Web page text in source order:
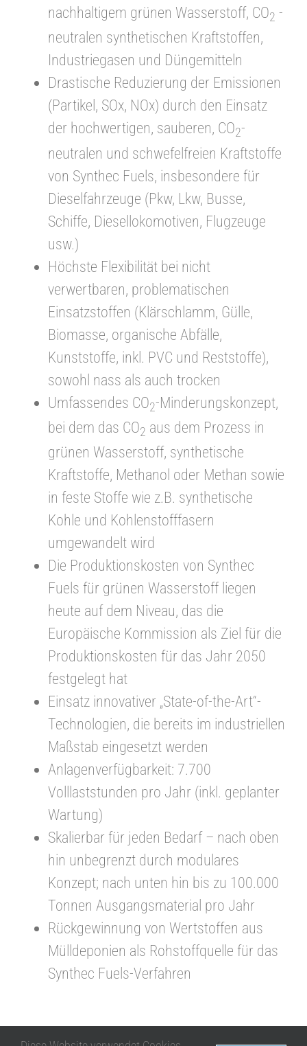
nachhaltigem grünen Wasserstoff, CO2 -
neutralen synthetischen Kraftstoffen,
Industriegasen und Düngemitteln
Drastische Reduzierung der Emissionen
(Partikel, SOx, NOx) durch den Einsatz
der hochwertigen, sauberen, CO2-
neutralen und schwefelfreien Kraftstoffe
von Synthec Fuels, insbesondere für
Dieselfahrzeuge (Pkw, Lkw, Busse,
Schiffe, Diesellokomotiven, Flugzeuge
usw.)
Höchste Flexibilität bei nicht
verwertbaren, problematischen
Einsatzstoffen (Klärschlamm, Gülle,
Biomasse, organische Abfälle,
Kunststoffe, inkl. PVC und Reststoffe),
sowohl nass als auch trocken
Umfassendes CO2-Minderungskonzept,
bei dem das CO2 aus dem Prozess in
grünen Wasserstoff, synthetische
Kraftstoffe, Methanol oder Methan sowie
in feste Stoffe wie z.B. synthetische
Kohle und Kohlenstofffasern
umgewandelt wird
Die Produktionskosten von Synthec
Fuels für grünen Wasserstoff liegen
heute auf dem Niveau, das die
Europäische Kommission als Ziel für die
Produktionskosten für das Jahr 2050
festgelegt hat
Einsatz innovativer „State-of-the-Art“-
Technologien, die bereits im industriellen
Maßstab eingesetzt werden
Anlagenverfügbarkeit: 7.700
Volllaststunden pro Jahr (inkl. geplanter
Wartung)
Skalierbar für jeden Bedarf – nach oben
hin unbegrenzt durch modulares
Konzept; nach unten hin bis zu 100.000
Tonnen Ausgangsmaterial pro Jahr
Rückgewinnung von Wertstoffen aus
Mülldeponien als Rohstoffquelle für das
Synthec Fuels-Verfahren